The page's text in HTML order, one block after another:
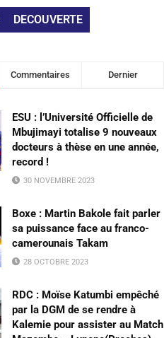
DECOUVERTE
Commentaires Dernier
ESU : l’Université Officielle de
Mbujimayi totalise 9 nouveaux
docteurs à thèse en une année,
record !
30 NOVEMBRE 2023
Boxe : Martin Bakole fait parler
sa puissance face au franco-
camerounais Takam
28 OCTOBRE 2023
RDC : Moïse Katumbi empêché
par la DGM de se rendre à
Kalemie pour assister au Match